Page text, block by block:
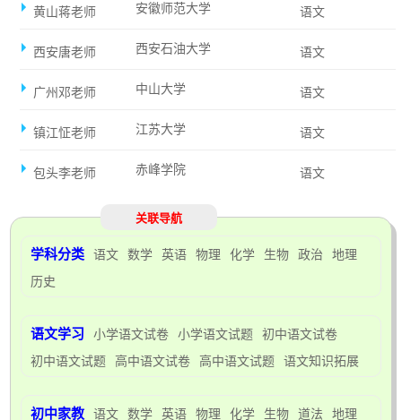
黄山蒋老师 安徽师范大学 语文
西安唐老师 西安石油大学 语文
广州邓老师 中山大学 语文
镇江怔老师 江苏大学 语文
包头李老师 赤峰学院 语文
关联导航
学科分类 语文 数学 英语 物理 化学 生物 政治
地理
历史
语文学习 小学语文试卷 小学语文试题
初中语文试卷
初中语文试题
高中语文试卷 高中语文试题 语文知识拓展
初中家教 语文 数学 英语 物理 化学 生物 道法 地理